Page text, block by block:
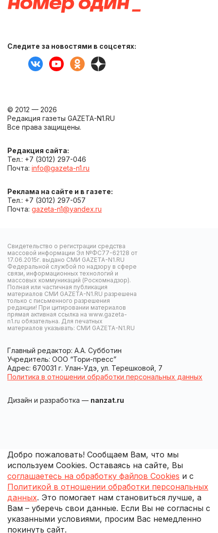
Следите за новостями в соцсетях:
© 2012 — 2026
Редакция газеты GAZETA-N1.RU
Все права защищены.
Редакция сайта:
Тел.: +7 (3012) 297-046
Почта: info@gazeta-n1.ru
Реклама на сайте и в газете:
Тел.: +7 (3012) 297-057
Почта: gazeta-n1@yandex.ru
Свидетельство о регистрации средства
массовой информации Эл №ФС77-62128 от
17.06.2015г. выдано СМИ GAZETA-N1.RU
Федеральной службой по надзору в сфере
связи, информационных технологий и
массовых коммуникаций (Роскомнадзор).
Полная или частичная публикация
материалов СМИ GAZETA-N1.RU разрешена
только с письменного разрешения
редакции! При цитировании материалов
прямая активная ссылка на www.gazeta-
n1.ru обязательна. Для печатных
материалов указывать: СМИ GAZETA-N1.RU
Главный редактор: А.А. Субботин
Учредитель: ООО “Тори-пресс”
Адрес: 670031 г. Улан-Удэ, ул. Терешковой, 7
Политика в отношении обработки персональных данных
Дизайн и разработка — nanzat.ru
Добро пожаловать! Сообщаем Вам, что мы
используем Cookies. Оставаясь на сайте, Вы
соглашаетесь на обработку файлов Cookies и с
Политикой в отношении обработки персональных
данных. Это помогает нам становиться лучше, а
Вам – уберечь свои данные. Если Вы не согласны с
указанными условиями, просим Вас немедленно
покинуть сайт.